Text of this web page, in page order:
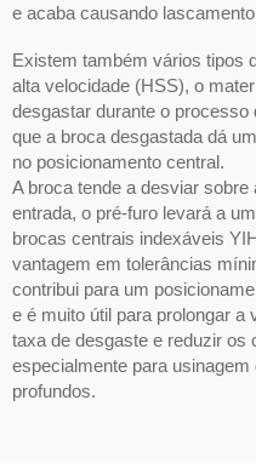
e acaba causando
Existem também vários tipos
alta velocidade (HSS), o
desgastar durante o
que a broca desgastada dá
no posicionamento central.
A broca tende a desviar
entrada, o pré-furo levará a
brocas centrais indexáveis
vantagem em tolerâncias
contribui para um
e é muito útil para prolongar a
taxa de desgaste e reduzir
especialmente para
profundos.